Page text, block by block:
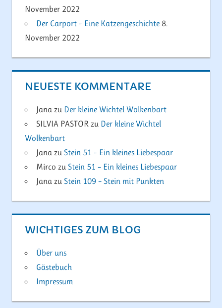
November 2022
Der Carport – Eine Katzengeschichte 8.
November 2022
NEUESTE KOMMENTARE
Jana zu Der kleine Wichtel Wolkenbart
SILVIA PASTOR zu Der kleine Wichtel
Wolkenbart
Jana zu Stein 51 – Ein kleines Liebespaar
Mirco zu Stein 51 – Ein kleines Liebespaar
Jana zu Stein 109 – Stein mit Punkten
WICHTIGES ZUM BLOG
Über uns
Gästebuch
Impressum